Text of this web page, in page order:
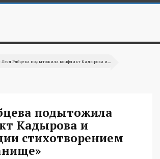
Леся Рябцева подытожила конфликт Кадырова и...
подытожила
Кадырова и
стихотворением